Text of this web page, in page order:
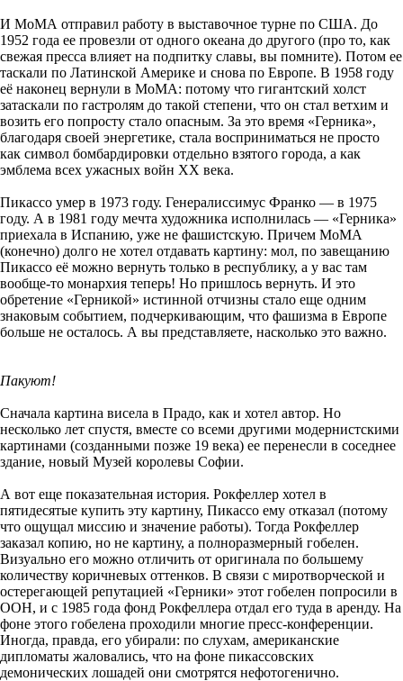
И МоМА отправил работу в выставочное турне по США. До
1952 года ее провезли от одного океана до другого (про то, как
свежая пресса влияет на подпитку славы, вы помните). Потом ее
таскали по Латинской Америке и снова по Европе. В 1958 году
её наконец вернули в МоМА: потому что гигантский холст
затаскали по гастролям до такой степени, что он стал ветхим и
возить его попросту стало опасным. За это время «Герника»,
благодаря своей энергетике, стала восприниматься не просто
как символ бомбардировки отдельно взятого города, а как
эмблема всех ужасных войн ХХ века.
Пикассо умер в 1973 году. Генералиссимус Франко — в 1975
году. А в 1981 году мечта художника исполнилась — «Герника»
приехала в Испанию, уже не фашистскую. Причем МоМА
(конечно) долго не хотел отдавать картину: мол, по завещанию
Пикассо её можно вернуть только в республику, а у вас там
вообще-то монархия теперь! Но пришлось вернуть. И это
обретение «Герникой» истинной отчизны стало еще одним
знаковым событием, подчеркивающим, что фашизма в Европе
больше не осталось. А вы представляете, насколько это важно.
Пакуют!
Сначала картина висела в Прадо, как и хотел автор. Но
несколько лет спустя, вместе со всеми другими модернистскими
картинами (созданными позже 19 века) ее перенесли в соседнее
здание, новый Музей королевы Софии.
А вот еще показательная история. Рокфеллер хотел в
пятидесятые купить эту картину, Пикассо ему отказал (потому
что ощущал миссию и значение работы). Тогда Рокфеллер
заказал копию, но не картину, а полноразмерный гобелен.
Визуально его можно отличить от оригинала по большему
количеству коричневых оттенков. В связи с миротворческой и
остерегающей репутацией «Герники» этот гобелен попросили в
ООН, и с 1985 года фонд Рокфеллера отдал его туда в аренду. На
фоне этого гобелена проходили многие пресс-конференции.
Иногда, правда, его убирали: по слухам, американские
дипломаты жаловались, что на фоне пикассовских
демонических лошадей они смотрятся нефотогенично.